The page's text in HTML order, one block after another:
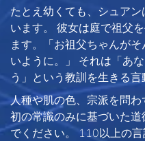
たとえ幼くても、シュアン
います。 彼女は庭で祖父
ます。「お祖父ちゃんが
いように。」 それは「あ
う」という教訓を生きる言
人種や肌の色、宗派を問わ
初の常識のみに基づいた道
でください。 110以上の言